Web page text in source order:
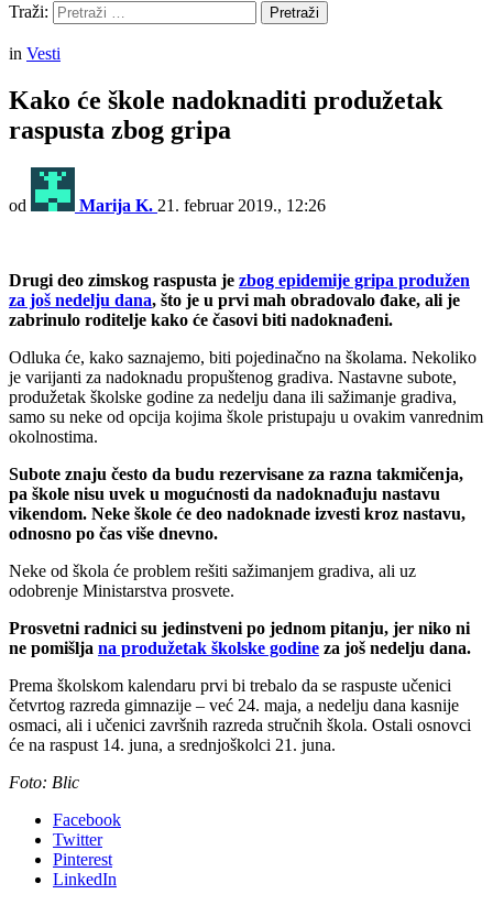
Traži:
Pretraži
in Vesti
Kako će škole nadoknaditi produžetak
raspusta zbog gripa
od Marija K. 21. februar 2019., 12:26
Drugi deo zimskog raspusta je zbog epidemije gripa produžen
za još nedelju dana, što je u prvi mah obradovalo đake, ali je
zabrinulo roditelje kako će časovi biti nadoknađeni.
Odluka će, kako saznajemo, biti pojedinačno na školama. Nekoliko
je varijanti za nadoknadu propuštenog gradiva. Nastavne subote,
produžetak školske godine za nedelju dana ili sažimanje gradiva,
samo su neke od opcija kojima škole pristupaju u ovakim vanrednim
okolnostima.
Subote znaju često da budu rezervisane za razna takmičenja,
pa škole nisu uvek u mogućnosti da nadoknađuju nastavu
vikendom. Neke škole će deo nadoknade izvesti kroz nastavu,
odnosno po čas više dnevno.
Neke od škola će problem rešiti sažimanjem gradiva, ali uz
odobrenje Ministarstva prosvete.
Prosvetni radnici su jedinstveni po jednom pitanju, jer niko ni
ne pomišlja na produžetak školske godine za još nedelju dana.
Prema školskom kalendaru prvi bi trebalo da se raspuste učenici
četvrtog razreda gimnazije – već 24. maja, a nedelju dana kasnije
osmaci, ali i učenici završnih razreda stručnih škola. Ostali osnovci
će na raspust 14. juna, a srednjoškolci 21. juna.
Foto: Blic
Facebook
Twitter
Pinterest
LinkedIn